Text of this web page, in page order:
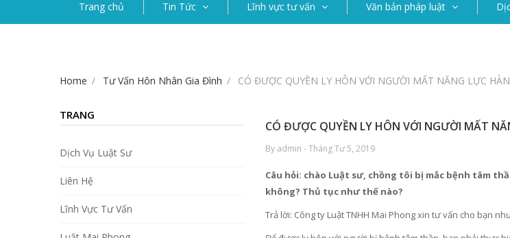
Trang chủ Tin Tức Lĩnh vực tư vấn Văn bản pháp luật
Home Tư Vấn Hôn Nhân Gia Đình CÓ ĐƯỢC QUYỀN LY HÔN VỚI NGƯỜI MẤT NĂNG LỰC
CÓ ĐƯỢC QUYỀN LY HÔN VỚI NGƯỜI MẤT
By admin - Tháng Tư 5, 2019
Câu hỏi: chào Luật sư, chồng tôi bị mắc bệnh tâm
không? Thủ tục như thế nào?
Trả lời: Công ty Luật TNHH Mai Phong xin tư vấn cho bạn
TRANG
Dịch Vụ Luật Sư
Liên Hệ
Lĩnh Vực Tư Vấn